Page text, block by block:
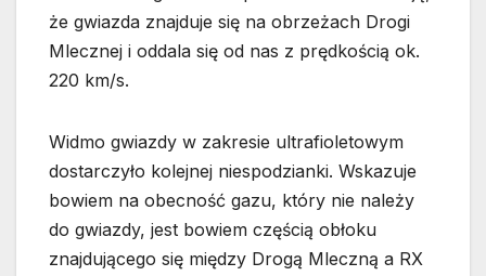
że gwiazda znajduje się na obrzeżach Drogi
Mlecznej i oddala się od nas z prędkością ok.
220 km/s.
Widmo gwiazdy w zakresie ultrafioletowym
dostarczyło kolejnej niespodzianki. Wskazuje
bowiem na obecność gazu, który nie należy
do gwiazdy, jest bowiem częścią obłoku
znajdującego się między Drogą Mleczną a RX